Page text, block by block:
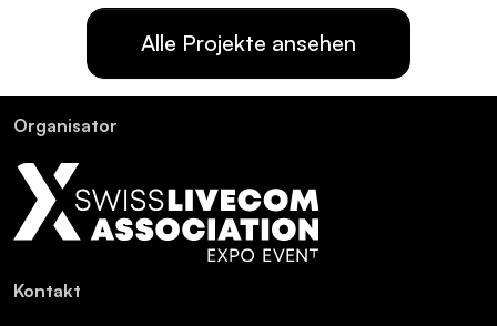
Alle Projekte ansehen
Or­ga­ni­sa­tor
Kon­takt